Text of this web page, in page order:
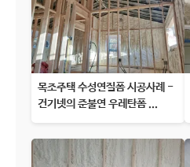
목조주택 수성연질폼 시공사례 -
건기넷의 준불연 우레탄폼 ...